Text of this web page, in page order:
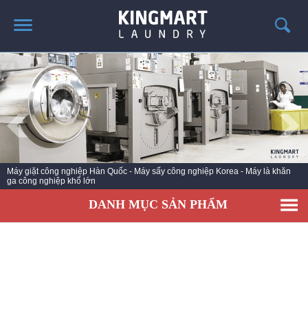
TRANG CHỦ
GIỚI THIỆU
SẢN PHẨM
TIN TỨC GIẶT LÀ
CÔNG TRÌNH TRIỂN KHAI
LIÊN HỆ
Máy giặt công nghiệp Hàn Quốc - Máy sấy công nghiệp Korea - Máy là khăn
ga công nghiệp khổ lớn
DANH MỤC SẢN PHẨM